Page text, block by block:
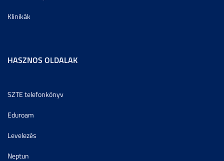
Klinikák
HASZNOS OLDALAK
SZTE telefonkönyv
Eduroam
Levelezés
Neptun